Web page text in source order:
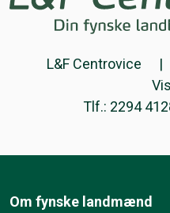
L&F Centrovice
Tlf.: 2294
Om fynske landmænd